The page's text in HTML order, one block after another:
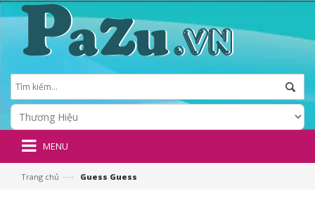
MENU
Trang chủ —› Guess Guess